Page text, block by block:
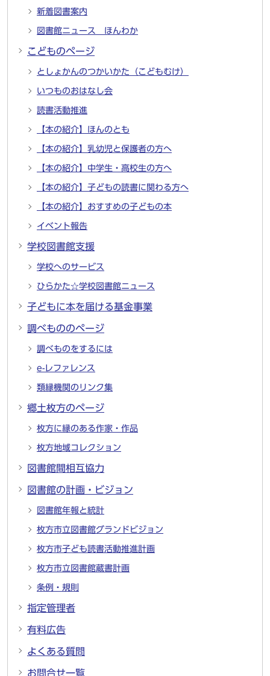
新着図書案内
図書館ニュース ほんわか
こどものページ
としょかんのつかいかた（こどもむけ）
いつものおはなし会
読書活動推進
【本の紹介】ほんのとも
【本の紹介】乳幼児と保護者の方へ
【本の紹介】中学生・高校生の方へ
【本の紹介】子どもの読書に関わる方へ
【本の紹介】おすすめの子どもの本
イベント報告
学校図書館支援
学校へのサービス
ひらかた☆学校図書館ニュース
子どもに本を届ける基金事業
調べもののページ
調べものをするには
e-レファレンス
類縁機関のリンク集
郷土枚方のページ
枚方に縁のある作家・作品
枚方地域コレクション
図書館間相互協力
図書館の計画・ビジョン
図書館年報と統計
枚方市立図書館グランドビジョン
枚方市子ども読書活動推進計画
枚方市立図書館蔵書計画
条例・規則
指定管理者
有料広告
よくある質問
お問合せ一覧